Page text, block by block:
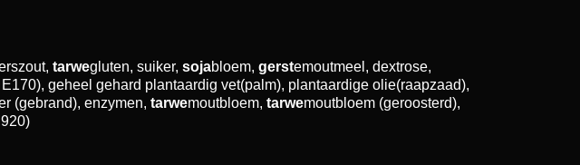
tarwegluten, suiker, sojabloem, gerstemoutmeel, dextrose,
geheel gehard plantaardig vet(palm), plantaardige olie(raapzaad),
(gebrand), enzymen, tarwemoutbloem, tarwemoutbloem (geroosterd),